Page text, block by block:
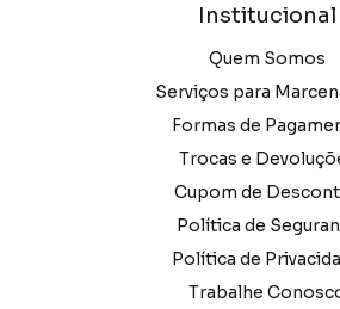
Institucional
Quem Somos
Serviços para
Formas de
Trocas e
Cupom de
Política de
Política de
Trabalhe